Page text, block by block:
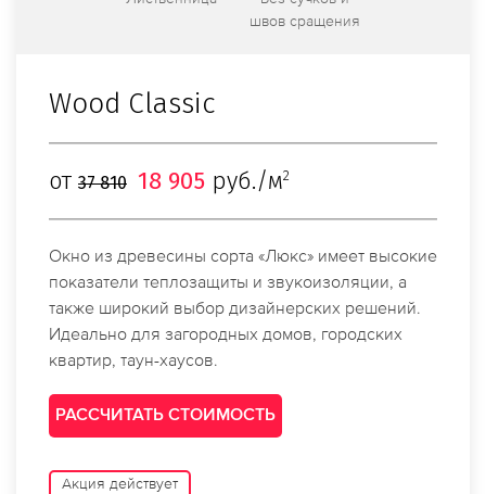
швов сраще­ния
Wood Classic
от 37 810 18 905 руб./м2
Окно из древесины сорта «Люкс» имеет высокие
показатели теплозащиты и звукоизоляции, а
также широкий выбор дизайнерских решений.
Идеально для загородных домов, городских
квартир, таун-хаусов.
РАССЧИТАТЬ СТОИМОСТЬ
Акция действует